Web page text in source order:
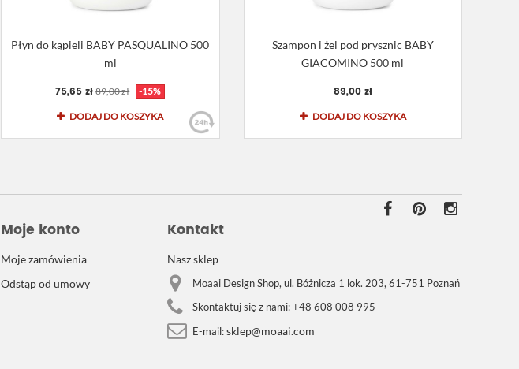
Płyn do kąpieli BABY PASQUALINO 500
ml
75,65 zł 89,00 zł -15%
DODAJ DO KOSZYKA
Szampon i żel pod prysznic BABY
GIACOMINO 500 ml
89,00 zł
DODAJ DO KOSZYKA
Moje konto
Moje zamówienia
Odstąp od umowy
Kontakt
Nasz sklep
Moaai Design Shop, ul. Bóżnicza 1 lok. 203, 61-751 Poznań
Skontaktuj się z nami:+48 608 008 995
E-mail:sklep@moaai.com